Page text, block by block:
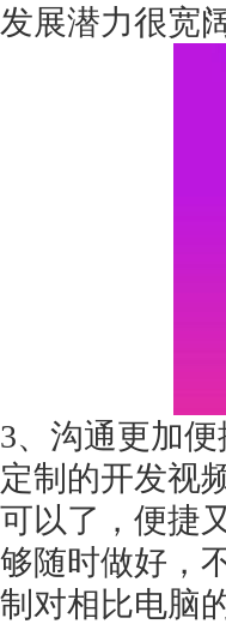
发展潜力很宽
3、沟通更加便
定制的开发视
可以了，便捷
够随时做好，
制对相比电脑
扫码沟通